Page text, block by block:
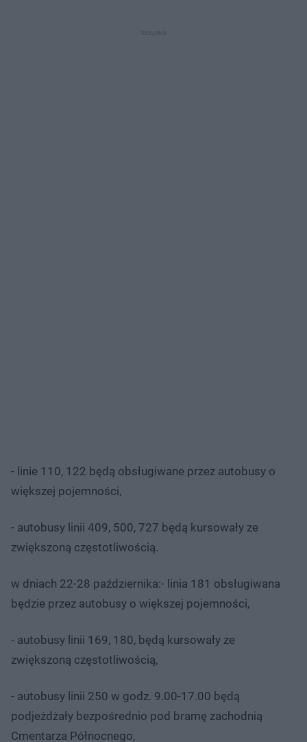
- linie 110, 122 będą obsługiwane przez autobusy o
większej pojemności,
- autobusy linii 409, 500, 727 będą kursowały ze
zwiększoną częstotliwością.
w dniach 22-28 października:- linia 181 obsługiwana
będzie przez autobusy o większej pojemności,
- autobusy linii 169, 180, będą kursowały ze
zwiększoną częstotliwością,
- autobusy linii 250 w godz. 9.00-17.00 będą
podjeżdżały bezpośrednio pod bramę zachodnią
Cmentarza Północnego,